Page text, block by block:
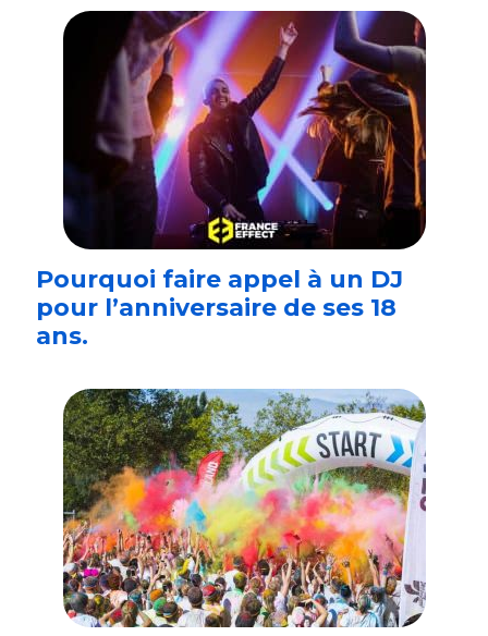
Pourquoi faire appel à un DJ
pour l’anniversaire de ses 18
ans.